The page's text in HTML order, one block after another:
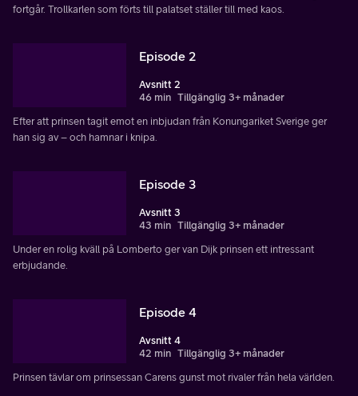
fortgår. Trollkarlen som förts till palatset ställer till med kaos.
Episode 2
Avsnitt 2
46 min Tillgänglig 3+ månader
Efter att prinsen tagit emot en inbjudan från Konungariket Sverige ger
han sig av – och hamnar i knipa.
Episode 3
Avsnitt 3
43 min Tillgänglig 3+ månader
Under en rolig kväll på Lomberto ger van Dijk prinsen ett intressant
erbjudande.
Episode 4
Avsnitt 4
42 min Tillgänglig 3+ månader
Prinsen tävlar om prinsessan Carens gunst mot rivaler från hela världen.